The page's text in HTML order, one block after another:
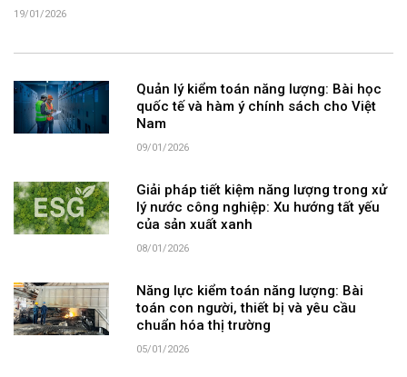
19/01/2026
Quản lý kiểm toán năng lượng: Bài học
quốc tế và hàm ý chính sách cho Việt
Nam
09/01/2026
Giải pháp tiết kiệm năng lượng trong xử
lý nước công nghiệp: Xu hướng tất yếu
của sản xuất xanh
08/01/2026
Năng lực kiểm toán năng lượng: Bài
toán con người, thiết bị và yêu cầu
chuẩn hóa thị trường
05/01/2026